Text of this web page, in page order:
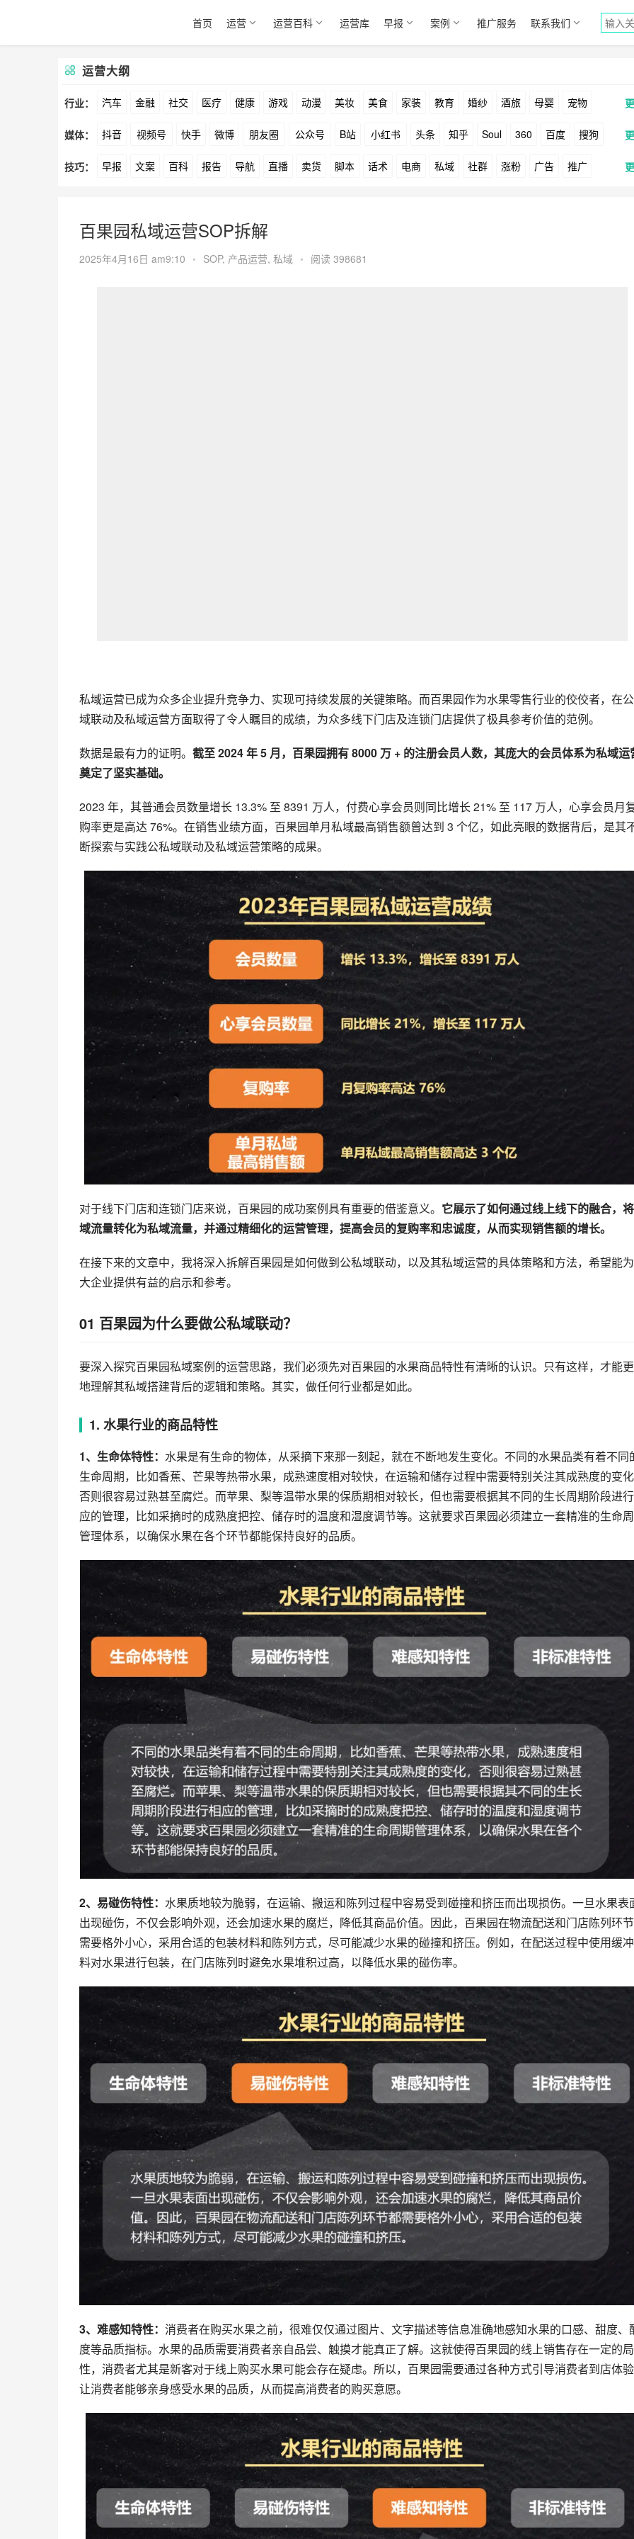
首页 运营 运营百科 运营库 早报 案例 推广服务 联系我们
运营大纲
行业： 汽车 金融 社交 医疗 健康 游戏 动漫 美妆 美食 家装 教育 婚纱 酒旅 母婴 宠物
文娱 跨境 科技 广告 元宇宙 房地产
媒体： 抖音 视频号 快手 微博 朋友圈 公众号 B站 小红书 头条 知乎 Soul 360 百度 搜狗
爱奇艺 美柚 美图 最右 神马 谷歌 Facebook Tiktok YouTube Yahoo Bing
技巧： 早报 文案 百科 报告 导航 直播 卖货 脚本 话术 电商 私域 社群 涨粉 广告 推广
百果园私域运营SOP拆解
2025年4月16日 am9:10 • SOP, 产品运营, 私域 • 阅读 398681
私域运营已成为众多企业提升竞争力、实现可持续发展的关键策略。而百果园作为水果零售行业的佼佼者，在
域联动及私域运营方面取得了令人瞩目的成绩，为众多线下门店及连锁门店提供了极具参考价值的范例。
数据是最有力的证明。 截至 2024 年 5 月，百果园拥有 8000 万 + 的注册会员人数，其庞大的会员体系为私域运
奠定了坚实基础。
2023 年，其普通会员数量增长 13.3% 至 8391 万人，付费心享会员则同比增长 21% 至 117 万人，心享会员月
购率更是高达 76%。在销售业绩方面，百果园单月私域最高销售额曾达到 3 个亿，如此亮眼的数据背后，是其
断探索与实践公私域联动及私域运营策略的成果。
对于线下门店和连锁门店来说，百果园的成功案例具有重要的借鉴意义。 它展示了如何通过线上线下的融合，
域流量转化为私域流量，并通过精细化的运营管理，提高会员的复购率和忠诚度，从而实现销售额的增长。
在接下来的文章中，我将深入拆解百果园是如何做到公私域联动，以及其私域运营的具体策略和方法，希望能
大企业提供有益的启示和参考。
01 百果园为什么要做公私域联动？
要深入探究百果园私域案例的运营思路，我们必须先对百果园的水果商品特性有清晰的认识。只有这样，才能
地理解其私域搭建背后的逻辑和策略。其实，做任何行业都是如此。
1. 水果行业的商品特性
1、生命体特性： 水果是有生命的物体，从采摘下来那一刻起，就在不断地发生变化。不同的水果品类有着不同
生命周期，比如香蕉、芒果等热带水果，成熟速度相对较快，在运输和储存过程中需要特别关注其成熟度的变
否则很容易过熟甚至腐烂。而苹果、梨等温带水果的保质期相对较长，但也需要根据其不同的生长周期阶段进
应的管理，比如采摘时的成熟度把控、储存时的温度和湿度调节等。这就要求百果园必须建立一套精准的生命
管理体系，以确保水果在各个环节都能保持良好的品质。
2、易碰伤特性： 水果质地较为脆弱，在运输、搬运和陈列过程中容易受到碰撞和挤压而出现损伤。一旦水果表
出现碰伤，不仅会影响外观，还会加速水果的腐烂，降低其商品价值。因此，百果园在物流配送和门店陈列环
需要格外小心，采用合适的包装材料和陈列方式，尽可能减少水果的碰撞和挤压。例如，在配送过程中使用缓
料对水果进行包装，在门店陈列时避免水果堆积过高，以降低水果的碰伤率。
3、难感知特性： 消费者在购买水果之前，很难仅仅通过图片、文字描述等信息准确地感知水果的口感、甜度、
度等品质指标。水果的品质需要消费者亲自品尝、触摸才能真正了解。这就使得百果园的线上销售存在一定的
性，消费者尤其是新客对于线上购买水果可能会存在疑虑。所以，百果园需要通过各种方式引导消费者到店体
让消费者能够亲身感受水果的品质，从而提高消费者的购买意愿。